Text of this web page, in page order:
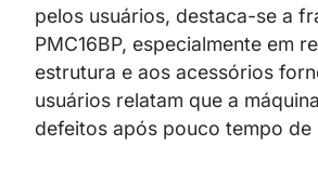
pelos usuários, destaca-se a
PMC16BP, especialmente em
estrutura e aos acessórios
usuários relatam que a
defeitos após pouco tempo de